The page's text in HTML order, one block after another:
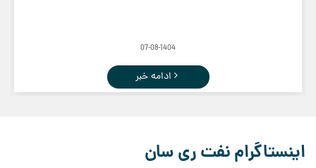
07-08-1404
ادامه خبر
اینستاگرام نفت ری سان